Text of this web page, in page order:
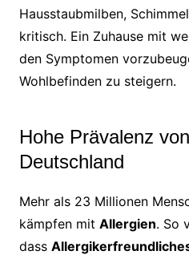
Hausstaubmilben,
kritisch. Ein Zuhause mit
den Symptomen
Wohlbefinden zu steigern.
Hohe Prävalenz
Deutschland
Mehr als 23 Millionen
kämpfen mit Allergien. So
dass